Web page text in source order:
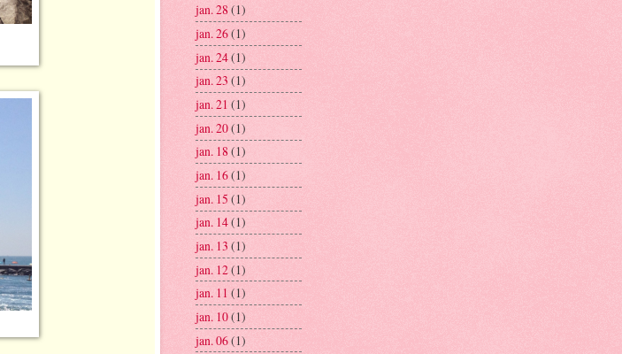
jan. 28(1)
jan. 26(1)
jan. 24(1)
jan. 23 (1)
jan. 21 (1)
jan. 20(1)
jan. 18(1)
jan. 16(1)
jan. 15 (1)
jan. 14(1)
jan. 13 (1)
jan. 12(1)
jan. 11 (1)
jan. 10(1)
jan. 06(1)